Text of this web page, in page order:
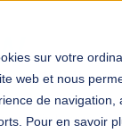
sur votre
web et nous
de
Pour en savoir
digitale